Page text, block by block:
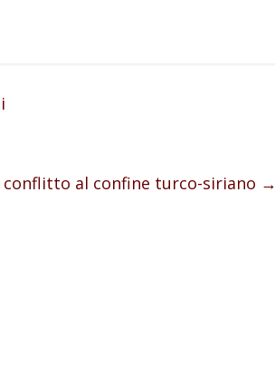
al confine turco-siriano →